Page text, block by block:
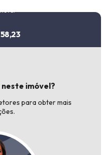
neste imóvel?
para obter mais